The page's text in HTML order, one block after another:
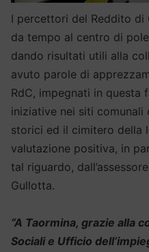
I percettori del Reddito di
da tempo al centro di
dando risultati utili alla
avuto parole di
RdC, impegnati in questa
iniziative nei siti comunali
storici ed il cimitero della
valutazione positiva, in
tal riguardo,
Gullotta.
“A Taormina, grazie alla
Sociali e Ufficio